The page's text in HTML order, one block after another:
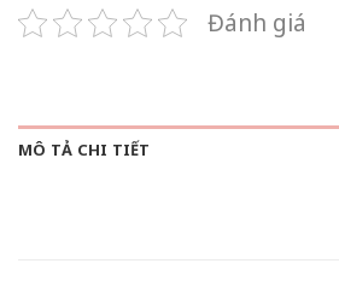
Đánh giá
MÔ TẢ CHI TIẾT